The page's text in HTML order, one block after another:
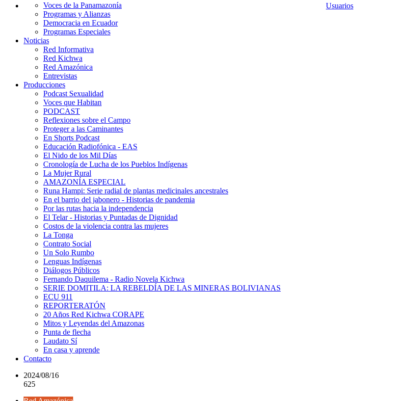
Usuarios
Voces de la Panamazonía
Programas y Alianzas
Democracia en Ecuador
Programas Especiales
Noticias
Red Informativa
Red Kichwa
Red Amazónica
Entrevistas
Producciones
Podcast Sexualidad
Voces que Habitan
PODCAST
Reflexiones sobre el Campo
Proteger a las Caminantes
En Shorts Podcast
Educación Radiofónica - EAS
El Nido de los Mil Días
Cronología de Lucha de los Pueblos Indígenas
La Mujer Rural
AMAZONÍA ESPECIAL
Runa Hampi: Serie radial de plantas medicinales ancestrales
En el barrio del jabonero - Historias de pandemia
Por las rutas hacia la independencia
El Telar - Historias y Puntadas de Dignidad
Costos de la violencia contra las mujeres
La Tonga
Contrato Social
Un Solo Rumbo
Lenguas Indígenas
Diálogos Públicos
Fernando Daquilema - Radio Novela Kichwa
SERIE DOMITILA: LA REBELDÍA DE LAS MINERAS BOLIVIANAS
ECU 911
REPORTERATÓN
20 Años Red Kichwa CORAPE
Mitos y Leyendas del Amazonas
Punta de flecha
Laudato Sí
En casa y aprende
Contacto
2024/08/16
625